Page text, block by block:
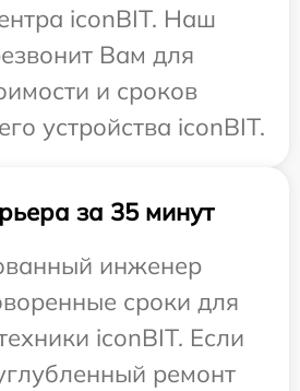
iconBIT. Наш
Вам для
и сроков
устройства iconBIT.
за 35 минут
инженер
сроки для
iconBIT. Если
ремонт